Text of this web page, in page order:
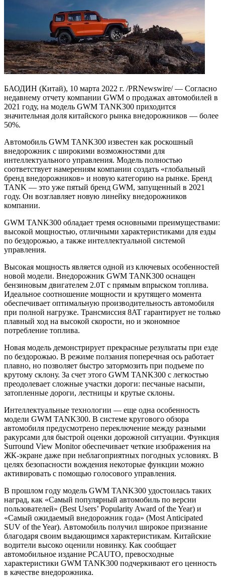
БАОДИН (Китай), 10 марта 2022 г. /PRNewswire/ — Согласно
недавнему отчету компании GWM о продажах автомобилей в
2021 году, на модель GWM TANK300 приходится
значительная доля китайского рынка внедорожников — более
50%.
Автомобиль GWM TANK300 известен как роскошный
внедорожник с широкими возможностями для
интеллектуального управления. Модель полностью
соответствует намерениям компании создать «глобальный
бренд внедорожников» и новую категорию на рынке. Бренд
TANK — это уже пятый бренд GWM, запущенный в 2021
году. Он возглавляет новую линейку внедорожников
компании.
GWM TANK300 обладает тремя основными преимуществами:
высокой мощностью, отличными характеристиками для езды
по бездорожью, а также интеллектуальной системой
управления.
Высокая мощность является одной из ключевых особенностей
новой модели. Внедорожник GWM TANK300 оснащен
бензиновым двигателем 2.0T с прямым впрыском топлива.
Идеальное соотношение мощности и крутящего момента
обеспечивает оптимальную производительность автомобиля
при полной нагрузке. Трансмиссия 8AT гарантирует не только
плавный ход на высокой скорости, но и экономное
потребление топлива.
Новая модель демонстрирует прекрасные результаты при езде
по бездорожью. В режиме ползания поперечная ось работает
плавно, но позволяет быстро затормозить при подъеме по
крутому склону. За счет этого GWM TANK300 с легкостью
преодолевает сложные участки дороги: песчаные насыпи,
затопленные дороги, лестницы и крутые склоны.
Интеллектуальные технологии — еще одна особенность
модели GWM TANK300. В системе кругового обзора
автомобиля предусмотрено переключение между разными
ракурсами для быстрой оценки дорожной ситуации. Функция
Surround View Monitor обеспечивает четкие изображения на
ЖК-экране даже при неблагоприятных погодных условиях. В
целях безопасности вождения некоторые функции можно
активировать с помощью голосового управления.
В прошлом году модель GWM TANK300 удостоилась таких
наград, как «Самый популярный автомобиль по версии
пользователей» (Best Users’ Popularity Award of the Year) и
«Самый ожидаемый внедорожник года» (Most Anticipated
SUV of the Year). Автомобиль получил широкое признание
благодаря своим выдающимся характеристикам. Китайские
водители высоко оценили новинку. Как сообщает
автомобильное издание PCAUTO, превосходные
характеристики GWM TANK300 подчеркивают его ценность
в качестве внедорожника.